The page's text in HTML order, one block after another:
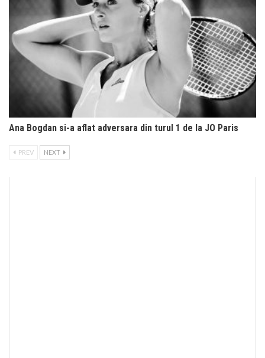
Ana Bogdan si-a aflat adversara din turul 1 de la JO Paris
PREV NEXT